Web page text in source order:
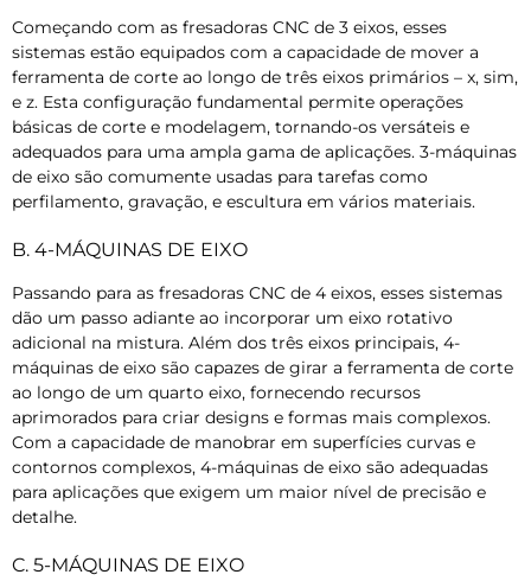
Começando com as fresadoras CNC de 3 eixos, esses
sistemas estão equipados com a capacidade de mover a
ferramenta de corte ao longo de três eixos primários – x, sim,
e z. Esta configuração fundamental permite operações
básicas de corte e modelagem, tornando-os versáteis e
adequados para uma ampla gama de aplicações. 3-máquinas
de eixo são comumente usadas para tarefas como
perfilamento, gravação, e escultura em vários materiais.
B. 4-MÁQUINAS DE EIXO
Passando para as fresadoras CNC de 4 eixos, esses sistemas
dão um passo adiante ao incorporar um eixo rotativo
adicional na mistura. Além dos três eixos principais, 4-
máquinas de eixo são capazes de girar a ferramenta de corte
ao longo de um quarto eixo, fornecendo recursos
aprimorados para criar designs e formas mais complexos.
Com a capacidade de manobrar em superfícies curvas e
contornos complexos, 4-máquinas de eixo são adequadas
para aplicações que exigem um maior nível de precisão e
detalhe.
C. 5-MÁQUINAS DE EIXO